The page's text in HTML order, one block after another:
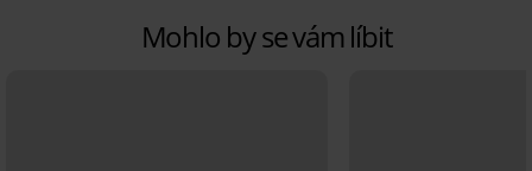
Mohlo by se vám líbit